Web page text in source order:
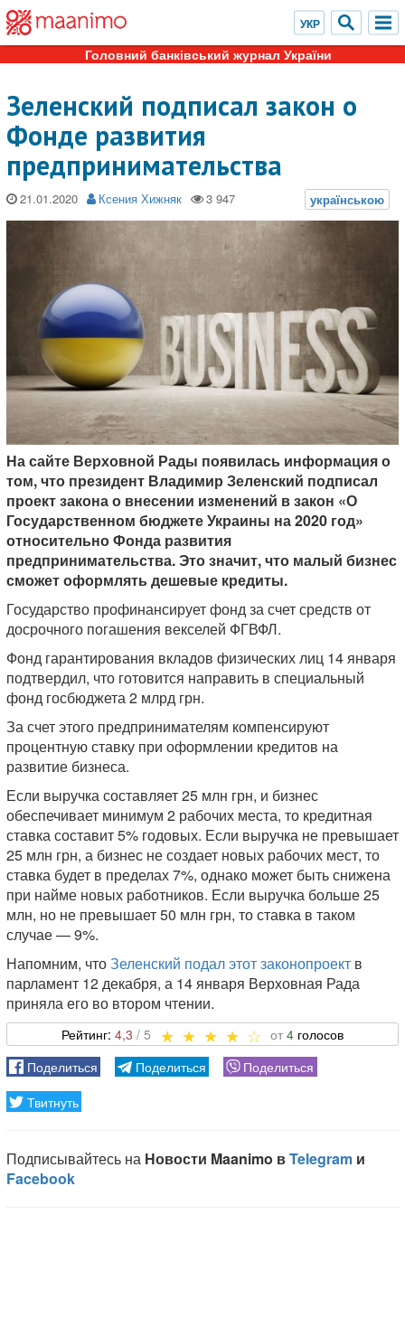
Головний банківський журнал України
Зеленский подписал закон о
Фонде развития
предпринимательства
21.01.2020 Ксения Хижняк
На сайте Верховной Рады появилась информация о
том, что президент Владимир Зеленский подписал
проект закона о внесении изменений в закон «О
Государственном бюджете Украины на 2020 год»
относительно Фонда развития
предпринимательства. Это значит, что малый бизнес
сможет оформлять дешевые кредиты.
Государство профинансирует фонд за счет средств от
досрочного погашения векселей ФГВФЛ.
Фонд гарантирования вкладов физических лиц 14 января
подтвердил, что готовится направить в специальный
фонд госбюджета 2 млрд грн.
За счет этого предпринимателям компенсируют
процентную ставку при оформлении кредитов на
развитие бизнеса.
Если выручка составляет 25 млн грн, и бизнес
обеспечивает минимум 2 рабочих места, то кредитная
ставка составит 5% годовых. Если выручка не превышает
25 млн грн, а бизнес не создает новых рабочих мест, то
ставка будет в пределах 7%, однако может быть снижена
при найме новых работников. Если выручка больше 25
млн, но не превышает 50 млн грн, то ставка в таком
случае — 9%.
Напомним, чтоЗеленский подал этот законопроект в
парламент 12 декабря, а 14 января Верховная Рада
приняла его во втором чтении.
4,3 4